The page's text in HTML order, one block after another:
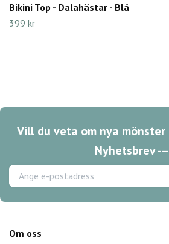
Bikini Top - Dalahästar - Blå
399 kr
Vill du veta om nya
Nyhetsbrev
Om oss